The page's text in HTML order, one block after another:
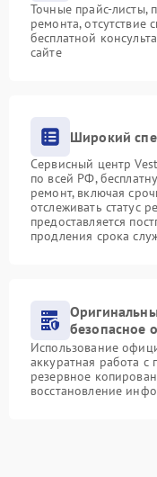
Точные прайс-листы,
ремонта, отсутствие
бесплатной
сайте
Широкий
Сервисный центр
по всей РФ,
ремонт, включая
отслеживать статус
предоставляется
продления срока
безопасное
Использование
аккуратная работа с
резервное
восстановление